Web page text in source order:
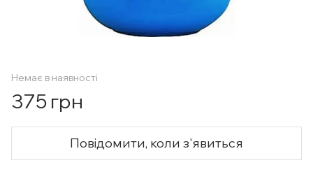
Немає в наявності
375 грн
Повідомити, коли з'явиться